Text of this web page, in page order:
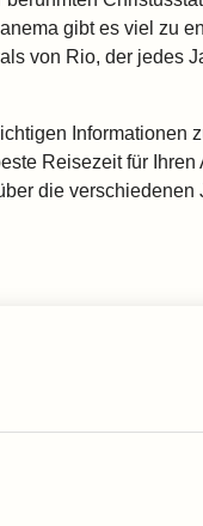
gibt es viel zu
von Rio, der jedes
Informationen
Reisezeit für
die